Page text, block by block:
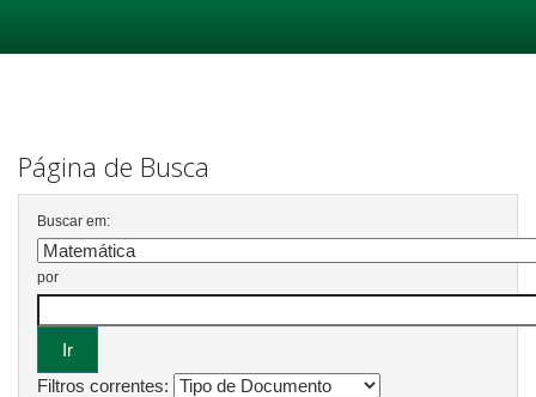
Página de Busca
Buscar em:
por
Filtros correntes: